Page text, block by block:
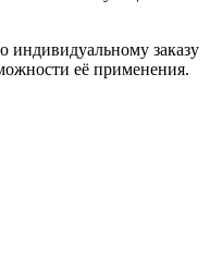
индивидуальному заказу
её применения.